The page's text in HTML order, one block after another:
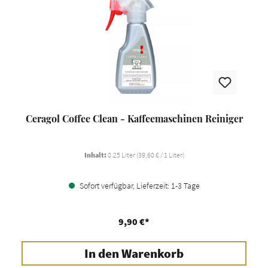
Ceragol Coffee Clean - Kaffeemaschinen Reiniger
Inhalt: 0.25 Liter (39,60 € / 1 Liter)
Sofort verfügbar, Lieferzeit: 1-3 Tage
9,90 €*
In den Warenkorb